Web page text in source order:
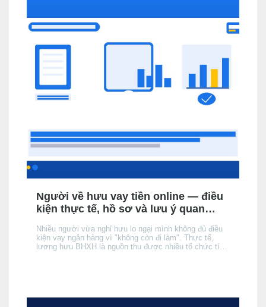
Người về hưu vay tiền online — điều
kiện thực tế, hồ sơ và lưu ý quan
Nhiều người vừa nghỉ hưu lo ngại mình không đủ điều
kiện vay ngân hàng vì "không còn đi làm". Thực tế,
lương hưu BHXH là nguồn thu được nhiều tổ chức tín